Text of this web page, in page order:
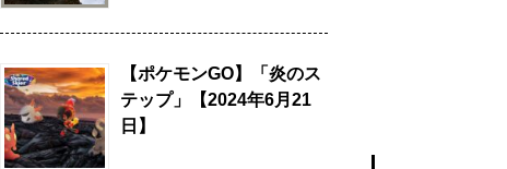
【ポケモンGO】「炎のス
テップ」【2024年6月21
日】